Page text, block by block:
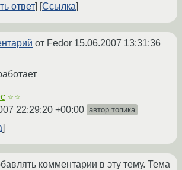
ответ
Ссылка
от Fedor 15.06.2007 13:31:36
☆☆
22:29:20 +00:00 автор топика
комментарии в эту тему. Тема